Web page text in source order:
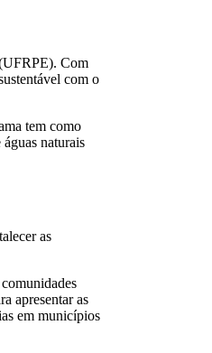
Com
com o
tem como
naturais
as
apresentar as
em municípios